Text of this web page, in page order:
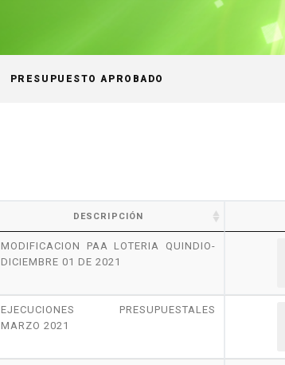
PRESUPUESTO APROBADO
DESCRIPCIÓN
MODIFICACION PAA LOTERIA QUINDIO-
DICIEMBRE 01 DE 2021
EJECUCIONES PRESUPUESTALES
MARZO 2021